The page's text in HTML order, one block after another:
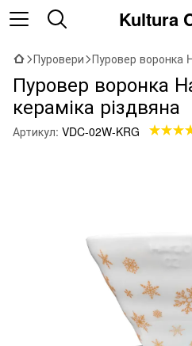
Kultura
Пуровери Пуровер воронка
Пуровер воронка
кераміка різдвяна
Артикул: VDC-02W-KRG